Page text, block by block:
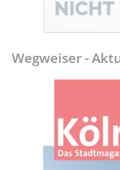
Wegweiser -